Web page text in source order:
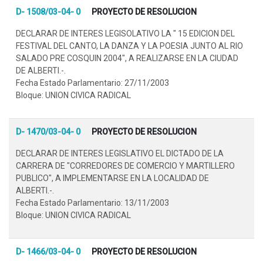
D- 1508/03-04- 0 PROYECTO DE RESOLUCION
DECLARAR DE INTERES LEGISOLATIVO LA " 15 EDICION DEL
FESTIVAL DEL CANTO, LA DANZA Y LA POESIA JUNTO AL RIO
SALADO PRE COSQUIN 2004", A REALIZARSE EN LA CIUDAD
DE ALBERTI.-.
Fecha Estado Parlamentario: 27/11/2003
Bloque: UNION CIVICA RADICAL
D- 1470/03-04- 0 PROYECTO DE RESOLUCION
DECLARAR DE INTERES LEGISLATIVO EL DICTADO DE LA
CARRERA DE "CORREDORES DE COMERCIO Y MARTILLERO
PUBLICO", A IMPLEMENTARSE EN LA LOCALIDAD DE
ALBERTI.-.
Fecha Estado Parlamentario: 13/11/2003
Bloque: UNION CIVICA RADICAL
D- 1466/03-04- 0 PROYECTO DE RESOLUCION